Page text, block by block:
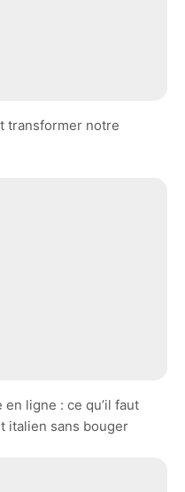
transformer notre
ligne : ce qu’il faut
italien sans bouger